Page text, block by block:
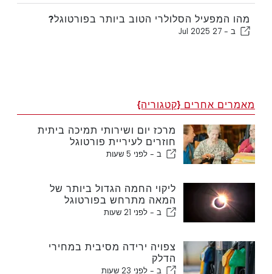
מהו המפעיל הסלולרי הטוב ביותר בפורטוגל?
ב - 27 Jul 2025
מאמרים אחרים {קטגוריה}
מרכז יום ושירותי תמיכה ביתית
חוזרים לעיריית פורטוגל
ב - לפני 5 שעות
ליקוי החמה הגדול ביותר של
המאה מתרחש בפורטוגל
ב - לפני 21 שעות
צפויה ירידה מסיבית במחירי
הדלק
ב - לפני 23 שעות